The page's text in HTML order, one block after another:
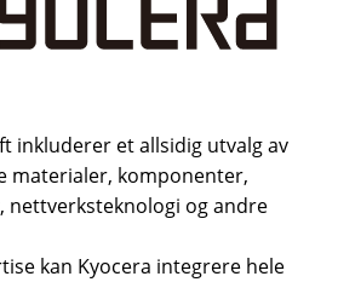
inkluderer et allsidig utvalg av
materialer, komponenter,
og andre
kan Kyocera integrere hele